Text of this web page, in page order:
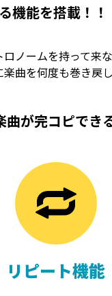
機能を搭載！！
ノームを持って来
曲を何度も巻き戻
が完コピでき
リピート機能